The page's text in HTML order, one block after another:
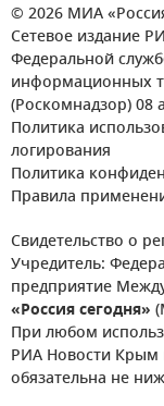
© 2026 МИА
Сетевое издание
Федеральной
информационных
(Роскомнадзор) 08
Политика
логирования
Политика
Правила
Свидетельство о
Учредитель:
предприятие
«Россия сегодня»
При любом
РИА Новости Крым
обязательна не